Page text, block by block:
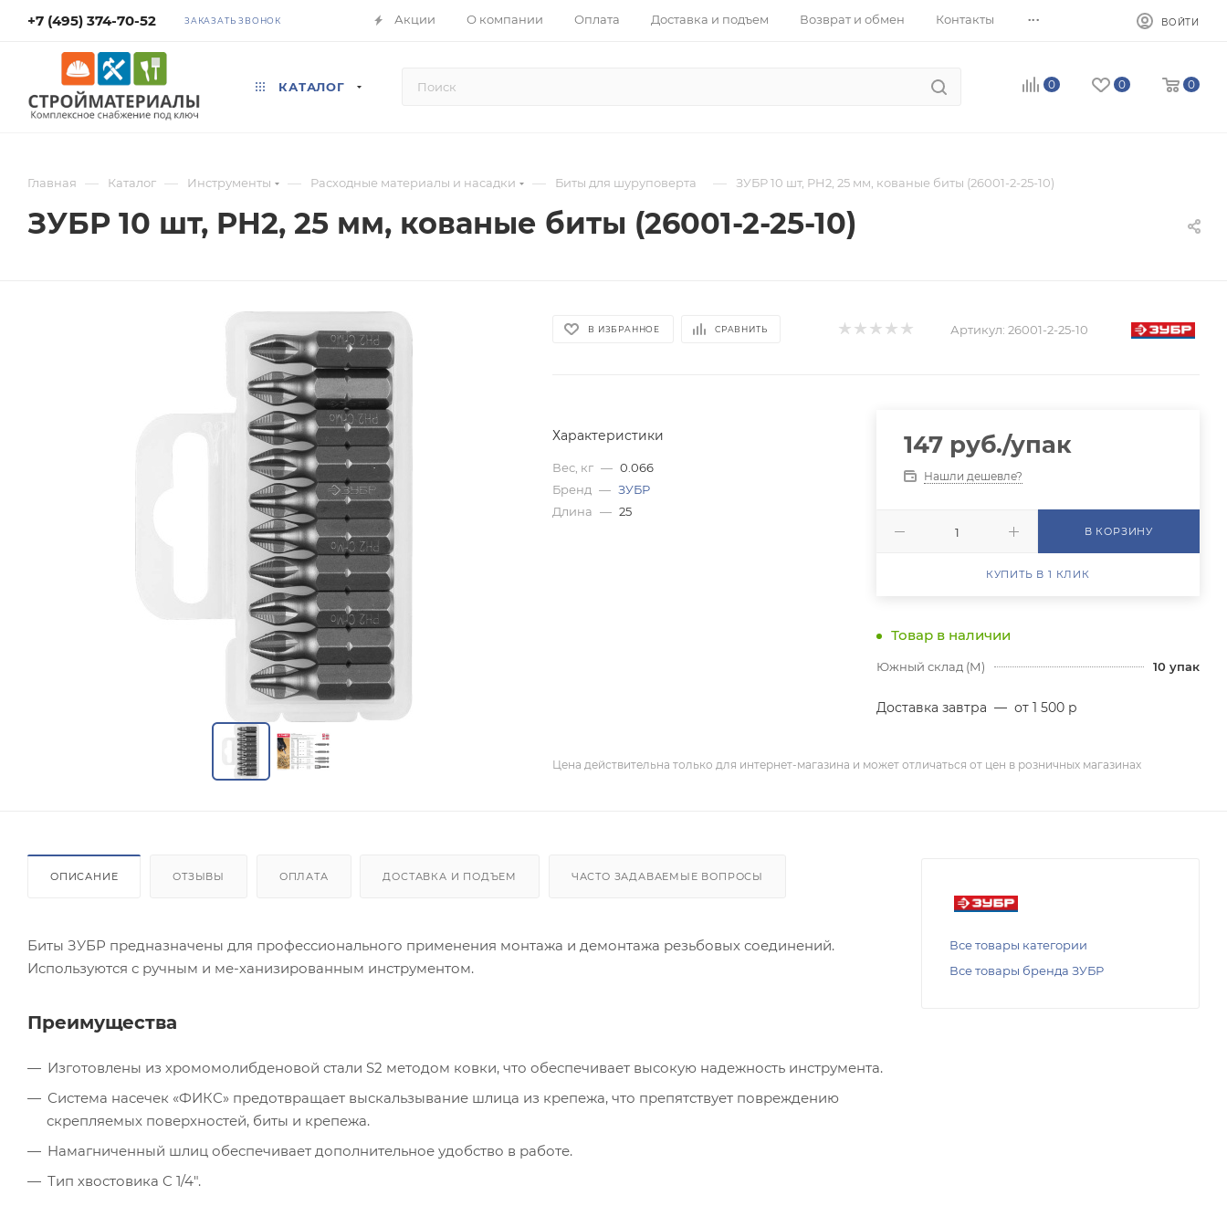
+7 (495) 374-70-52 ЗАКАЗАТЬ ЗВОНОК Акции О компании Оплата Доставка и подъем Возврат и обмен Контакты ... ВОЙТИ
КАТАЛОГ 0 0 0
Главная — Каталог — Инструменты — Расходные материалы и насадки — Биты для шуруповерта — ЗУБР 10 шт, PH2, 25 мм, кованые биты (26001-2-25-10)
ЗУБР 10 шт, PH2, 25 мм, кованые биты (26001-2-25-10)
В ИЗБРАННОЕ СРАВНИТЬ Артикул: 26001-2-25-10
Характеристики
Вес, кг — 0.066
Бренд — ЗУБР
Длина — 25
147руб./упак
Нашли дешевле?
В КОРЗИНУ
КУПИТЬ В 1 КЛИК
Товар в наличии
Южный склад (М) 10 упак
Доставка завтра — от 1 500 р
Цена действительна только для интернет-магазина и может отличаться от цен в розничных магазинах
ОПИСАНИЕ ОТЗЫВЫ ОПЛАТА ДОСТАВКА И ПОДЪЕМ ЧАСТО ЗАДАВАЕМЫЕ ВОПРОСЫ
Биты ЗУБР предназначены для профессионального применения монтажа и демонтажа резьбовых соединений.
Используются с ручным и ме-ханизированным инструментом.
Преимущества
Изготовлены из хромомолибденовой стали S2 методом ковки, что обеспечивает высокую надежность инструмента.
Система насечек «ФИКС» предотвращает выскальзывание шлица из крепежа, что препятствует повреждению
скрепляемых поверхностей, биты и крепежа.
Hамагниченный шлиц обеспечивает дополнительное удобство в работе.
Тип хвостовика C 1/4″.
Все товары категории
Все товары бренда ЗУБР